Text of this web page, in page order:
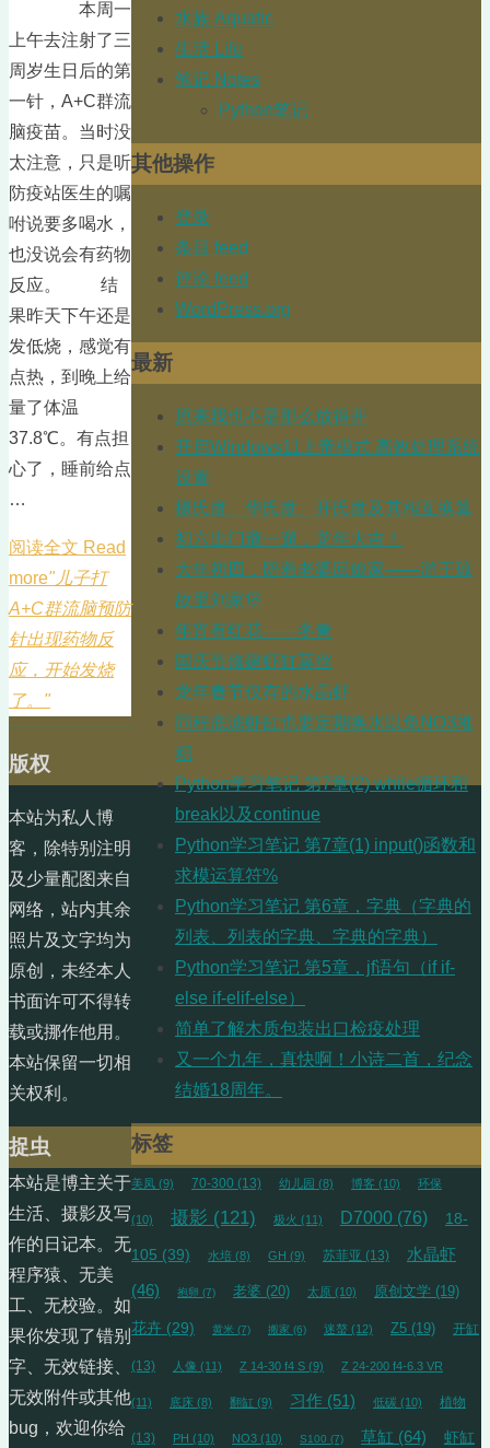
本周一
上午去注射了三
周岁生日后的第
一针，A+C群流
脑疫苗。当时没
太注意，只是听
防疫站医生的嘱
咐说要多喝水，
也没说会有药物
反应。 结
果昨天下午还是
发低烧，感觉有
点热，到晚上给
量了体温
37.8℃。有点担
心了，睡前给点
…
阅读全文 Read
more"儿子打
A+C群流脑预防
针出现药物反
应，开始发烧
了。"
水族 Aquatic
生活 Life
笔记 Notes
Python笔记
其他操作
登录
条目 feed
评论 feed
WordPress.org
最新
原来我也不是那么放得开
开启Windows11上帝模式 高效处理系统
设置
摄氏度、华氏度、开氏度及其相互换算
初六出门遛一遛，龙年大吉！
大年初四，陪着老婆回娘家——游王琼
故里刘家堡
年宵有红花——冬青
国庆节修建虾缸莫丝
龙年春节仅存的水晶虾
同程底滤虾缸也要定期换水以免NO3堆
积
Python学习笔记 第7章(2) while循环和
break以及continue
Python学习笔记 第7章(1) input()函数和
求模运算符%
Python学习笔记 第6章，字典（字典的
列表、列表的字典、字典的字典）
Python学习笔记 第5章，jf语句（if if-
else if-elif-else）
简单了解木质包装出口检疫处理
又一个九年，真快啊！小诗二首，纪念
结婚18周年。
标签
美凤 (9) 70-300 (13) 幼儿园 (8) 博客 (10) 环保
(10) 摄影 (121) 极火 (11) D7000 (76) 18-
105 (39) 水培 (8) GH (9) 苏菲亚 (13) 水晶虾
(46) 抱卵 (7) 老婆 (20) 太原 (10) 原创文学 (19)
花卉 (29) 黄米 (7) 搬家 (6) 迷螯 (12) Z5 (19) 开缸
(13) 人像 (11) Z 14-30 f4 S (9) Z 24-200 f4-6.3 VR
(11) 底床 (8) 翻缸 (9) 习作 (51) 低碳 (10) 植物
(13) PH (10) NO3 (10) S100 (7) 草缸 (64) 虾缸
版权
本站为私人博
客，除特别注明
及少量配图来自
网络，站内其余
照片及文字均为
原创，未经本人
书面许可不得转
载或挪作他用。
本站保留一切相
关权利。
捉虫
本站是博主关于
生活、摄影及写
作的日记本。无
程序猿、无美
工、无校验。如
果你发现了错别
字、无效链接、
无效附件或其他
bug，欢迎你给